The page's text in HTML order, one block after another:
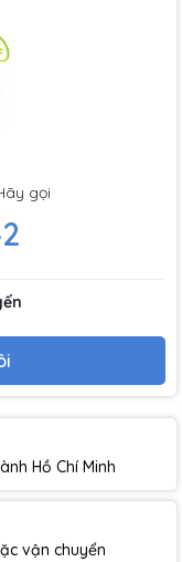
gọi
Hồ Chí Minh
vận chuyển